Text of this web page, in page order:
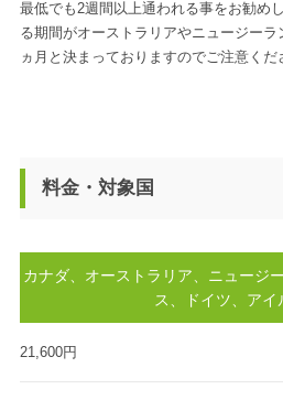
最低でも2週間以上通われる事をお勧め
る期間がオーストラリアやニュージー
ヵ月と決まっておりますのでご注意くだ
料金・対象国
カナダ、オーストラリア、ニュージ
ス、ドイツ、アイ
21,600円